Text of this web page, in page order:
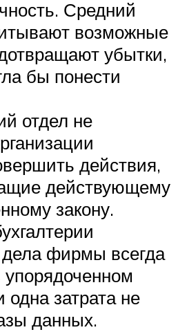
Средний
возможные
убытки,
бы понести
отдел не
действия,
действующему
закону.
дела фирмы всегда
упорядоченном
затрата не
данных.